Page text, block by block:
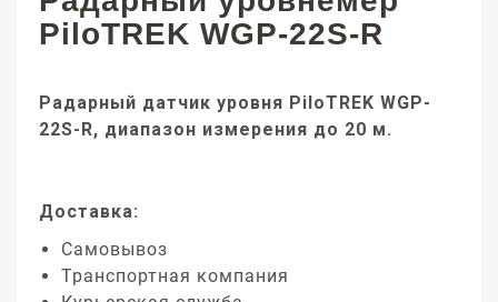
PiloTREK WGP-22S-R
Радарный датчик уровня PiloTREK WGP-
22S-R, диапазон измерения до 20 м.
Доставка:
Самовывоз
Транспортная компания